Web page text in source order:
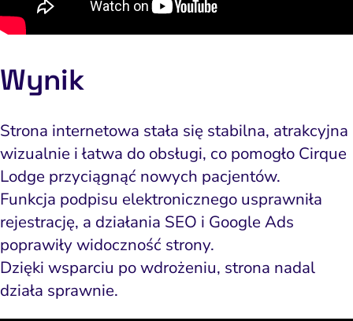
Wynik
Strona internetowa stała się stabilna, atrakcyjna
wizualnie i łatwa do obsługi, co pomogło Cirque
Lodge przyciągnąć nowych pacjentów.
Funkcja podpisu elektronicznego usprawniła
rejestrację, a działania SEO i Google Ads
poprawiły widoczność strony.
Dzięki wsparciu po wdrożeniu, strona nadal
działa sprawnie.